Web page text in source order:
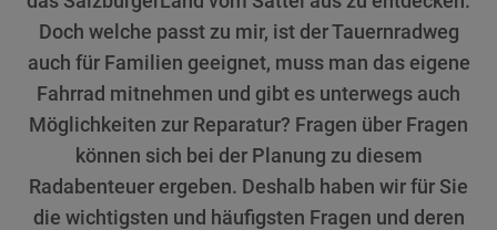
Doch welche passt zu mir, ist der Tauernradweg
auch für Familien geeignet, muss man das eigene
Fahrrad mitnehmen und gibt es unterwegs auch
Möglichkeiten zur Reparatur? Fragen über Fragen
können sich bei der Planung zu diesem
Radabenteuer ergeben. Deshalb haben wir für Sie
die wichtigsten und häufigsten Fragen und deren